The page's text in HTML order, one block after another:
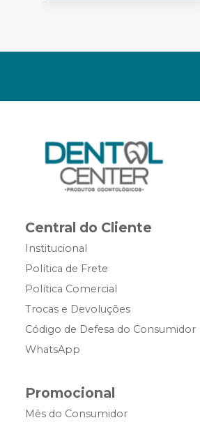
Central do Cliente
Institucional
Política de Frete
Política Comercial
Trocas e Devoluções
Código de Defesa do Consumidor
WhatsApp
Promocional
Mês do Consumidor